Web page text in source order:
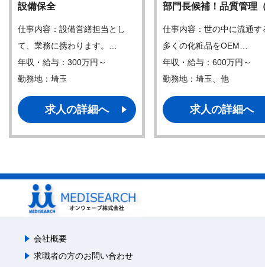
設備保全
仕事内容：設備営繕担当とし
て、業務に携わります。…
年収・給与：300万円～
勤務地：埼玉
求人の詳細へ
部門長候補！品質管理
仕事内容：世の中に流通す
多くの化粧品をOEM…
年収・給与：600万円～
勤務地：埼玉、他
求人の詳細へ
会社概要
求職者の方のお問い合わせ